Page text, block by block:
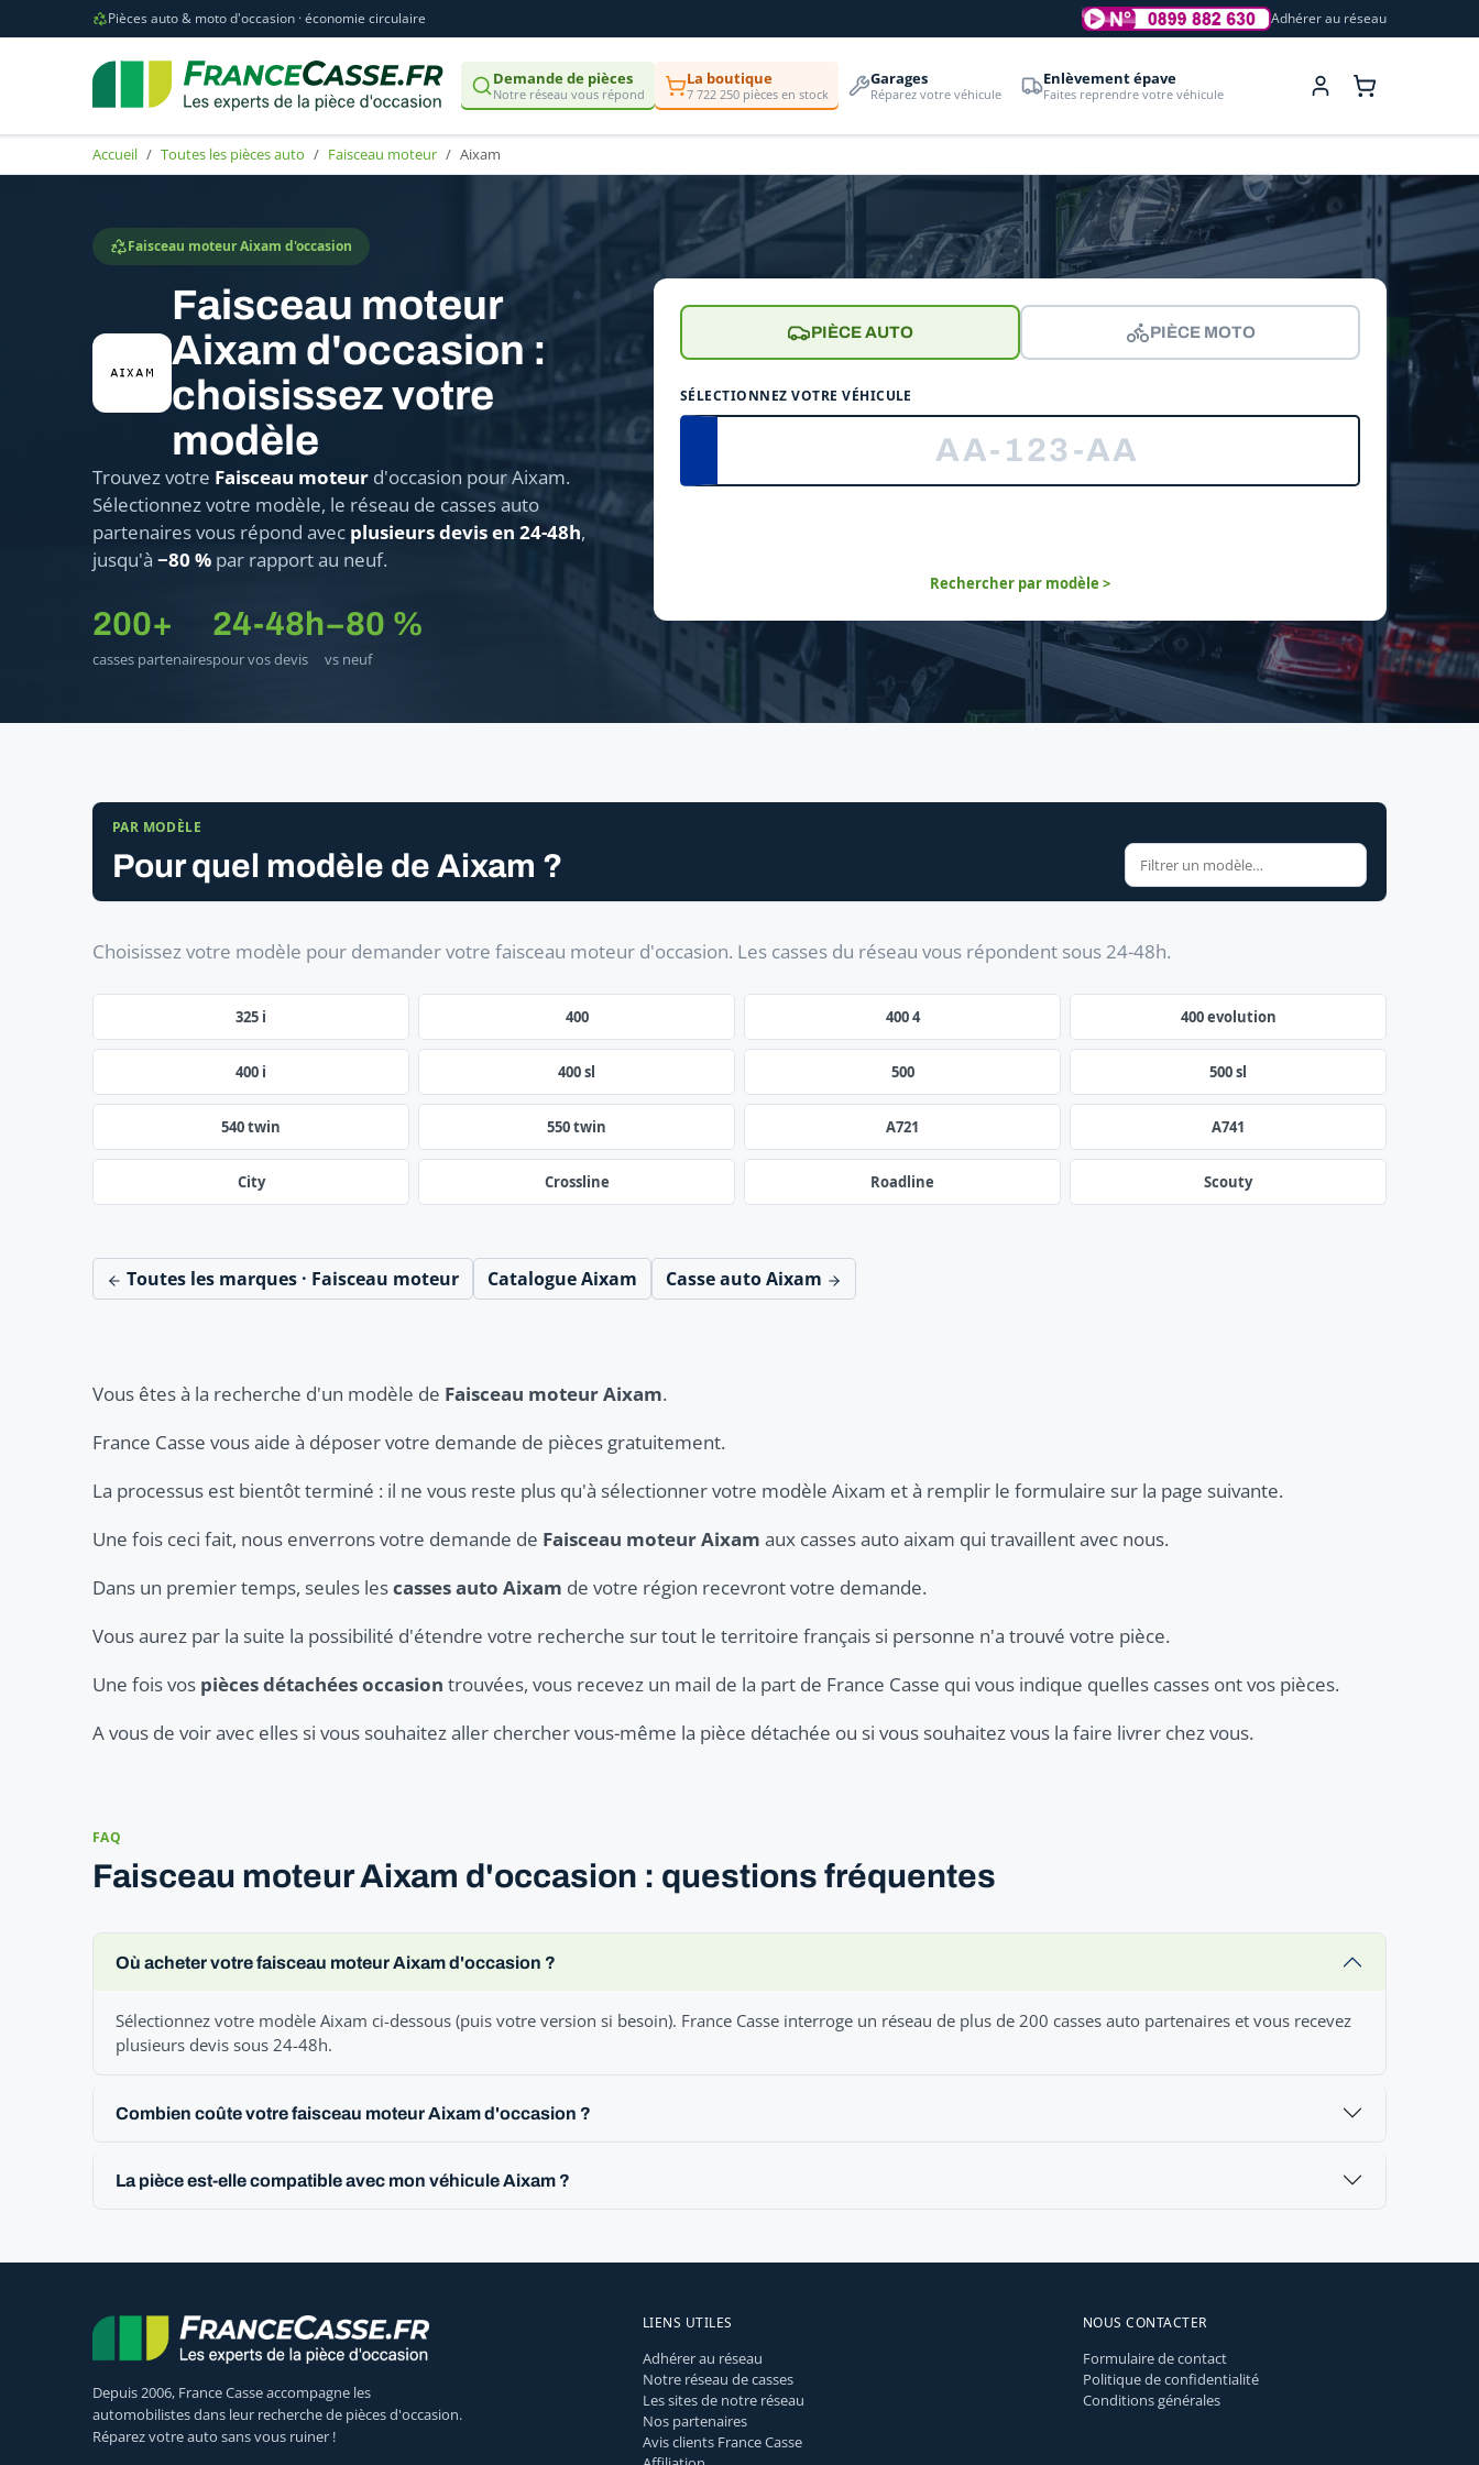
Pièces auto & moto d'occasion · économie circulaire Adhérer au réseau
Demande de pièces
Notre réseau vous répond
La boutique
7 722 250 pièces en stock
Garages
Réparez votre véhicule
Enlèvement épave
Faites reprendre votre véhicule
Accueil Toutes les pièces auto Faisceau moteur Aixam
Faisceau moteur Aixam d'occasion
Faisceau moteur
Aixam d'occasion :
choisissez votre
modèle
Trouvez votre Faisceau moteur d'occasion pour Aixam.
Sélectionnez votre modèle, le réseau de casses auto
partenaires vous répond avec plusieurs devis en 24-48h,
jusqu'à −80 % par rapport au neuf.
200+
casses partenaires
24-48h
pour vos devis
−80 %
vs neuf
PIÈCE AUTO PIÈCE MOTO
SÉLECTIONNEZ VOTRE VÉHICULE
Rechercher par modèle >
PAR MODÈLE
Pour quel modèle de Aixam ?
Choisissez votre modèle pour demander votre faisceau moteur d'occasion. Les casses du réseau vous répondent sous 24-48h.
325 i 400 400 4 400 evolution
400 i 400 sl 500 500 sl
540 twin 550 twin A721 A741
City Crossline Roadline Scouty
Toutes les marques · Faisceau moteur Catalogue Aixam Casse auto Aixam
Vous êtes à la recherche d'un modèle de Faisceau moteur Aixam.
France Casse vous aide à déposer votre demande de pièces gratuitement.
La processus est bientôt terminé : il ne vous reste plus qu'à sélectionner votre modèle Aixam et à remplir le formulaire sur la page suivante.
Une fois ceci fait, nous enverrons votre demande de Faisceau moteur Aixam aux casses auto aixam qui travaillent avec nous.
Dans un premier temps, seules lescasses auto Aixam de votre région recevront votre demande.
Vous aurez par la suite la possibilité d'étendre votre recherche sur tout le territoire français si personne n'a trouvé votre pièce.
Une fois vos pièces détachées occasion trouvées, vous recevez un mail de la part de France Casse qui vous indique quelles casses ont vos pièces.
A vous de voir avec elles si vous souhaitez aller chercher vous-même la pièce détachée ou si vous souhaitez vous la faire livrer chez vous.
FAQ
Faisceau moteur Aixam d'occasion : questions fréquentes
Où acheter votre faisceau moteur Aixam d'occasion ?
Sélectionnez votre modèle Aixam ci-dessous (puis votre version si besoin). France Casse interroge un réseau de plus de 200 casses auto partenaires et vous recevez
plusieurs devis sous 24-48h.
Combien coûte votre faisceau moteur Aixam d'occasion ?
La pièce est-elle compatible avec mon véhicule Aixam ?
Depuis 2006, France Casse accompagne les
automobilistes dans leur recherche de pièces d'occasion.
Réparez votre auto sans vous ruiner !
LIENS UTILES
Adhérer au réseau
Notre réseau de casses
Les sites de notre réseau
Nos partenaires
Avis clients France Casse
NOUS CONTACTER
Formulaire de contact
Politique de confidentialité
Conditions générales